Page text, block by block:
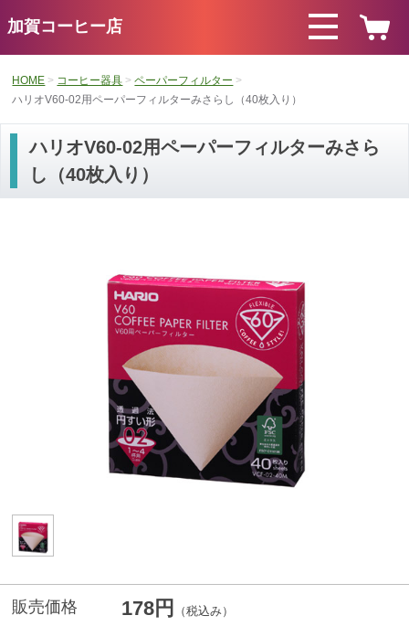
加賀コーヒー店
HOME コーヒー器具
ペーパーフィルター
ハリオV60-02用ペーパーフィルターみさらし（40枚入り）
ハリオV60-02用ペーパーフィルターみさら
し（40枚入り）
販売価格 178円 （税込み）